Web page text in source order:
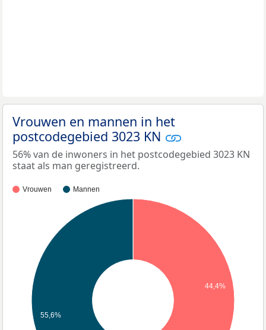
Vrouwen en mannen in het
postcodegebied 3023 KN
56% van de inwoners in het postcodegebied 3023 KN
staat als man geregistreerd.
Vrouwen Mannen
44,4%
55,6%